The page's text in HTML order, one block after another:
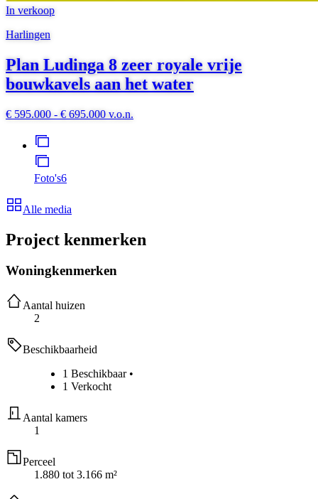
In verkoop
Harlingen
Plan Ludinga 8 zeer royale vrije
bouwkavels aan het water
€ 595.000 - € 695.000 v.o.n.
Foto's6
Alle media
Project kenmerken
Woningkenmerken
Aantal huizen
2
Beschikbaarheid
1 Beschikbaar•
1 Verkocht
Aantal kamers
1
Perceel
1.880 tot 3.166 m²